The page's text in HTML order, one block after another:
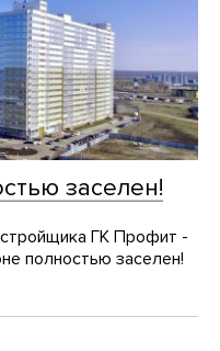
заселен!
ГК Профит -
полностью заселен!